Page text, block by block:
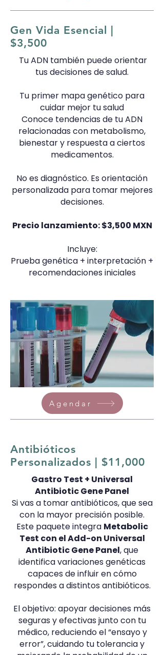
Gen Vida Esencial |
$3,500
Tu ADN también puede orientar
tus decisiones de salud.
Tu primer mapa genético para
cuidar mejor tu salud
Conoce tendencias de tu ADN
relacionadas con metabolismo,
bienestar y respuesta a ciertos
medicamentos.
No es diagnóstico. Es orientación
personalizada para tomar mejores
decisiones.
Precio lanzamiento: $3,500 MXN
Incluye:
Prueba genética + interpretación +
recomendaciones iniciales
Agendar
Antibióticos
Personalizados | $11,000
Gastro Test + Universal
Antibiotic Gene Panel
Si vas a tomar antibióticos, que sea
con la mayor precisión posible.
Este paquete integra Metabolic
Test con el Add-on Universal
Antibiotic Gene Panel, que
identifica variaciones genéticas
capaces de influir en cómo
respondes a distintos antibióticos.
El objetivo: apoyar decisiones más
seguras y efectivas junto con tu
médico, reduciendo el “ensayo y
error”, cuidando tu tolerancia y